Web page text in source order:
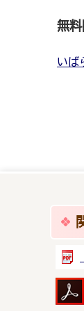
無料
いば